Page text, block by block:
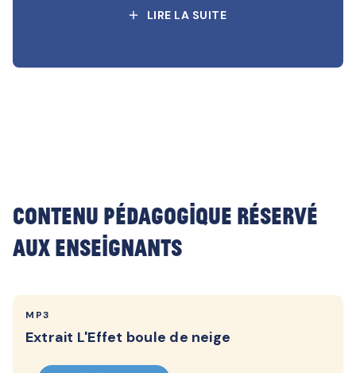
add LIRE LA SUITE
Contenu pédagogique réservé
aux enseignants
MP3
Extrait L'Effet boule de neige